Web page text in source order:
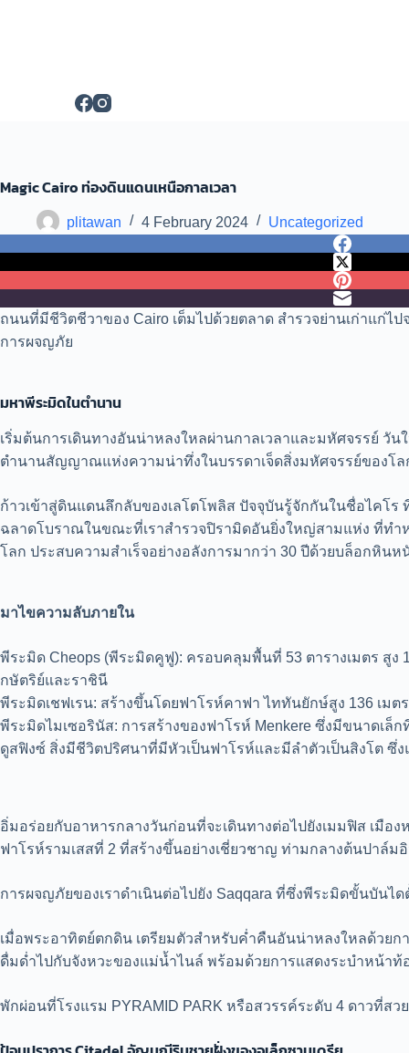
n
Magic Cairo ท่องดินแดนเหนือกาลเวลา
plitawan 4 February 2024 Uncategorized
ถนนที่มีชีวิตชีวาของ Cairo เต็มไปด้วยตลาด สำรวจย่านเก่าแก่
การผจญภัย
มหาพีระมิดในตำนาน
เริ่มต้นการเดินทางอันน่าหลงใหลผ่านกาลเวลาและมหัศจรรย์ วั
ตำนานสัญญาณแห่งความน่าทึ่งในบรรดาเจ็ดสิ่งมหัศจรรย์ของโล
ก้าวเข้าสู่ดินแดนลึกลับของเลโตโพลิส ปัจจุบันรู้จักกันในชื่อไคโร
ฉลาดโบราณในขณะที่เราสำรวจปิรามิดอันยิ่งใหญ่สามแห่ง ที่ทำ
โลก ประสบความสำเร็จอย่างอลังการมากว่า 30 ปีด้วยบล็อกหิน
มาไขความลับภายใน
พีระมิด Cheops (พีระมิดคูฟู): ครอบคลุมพื้นที่ 53 ตารางเมตร สู
กษัตริย์และราชินี
พีระมิดเชฟเรน: สร้างขึ้นโดยฟาโรห์คาฟา ไททันยักษ์สูง 136 เม
พีระมิดไมเซอรินัส: การสร้างของฟาโรห์ Menkere ซึ่งมีขนาดเ
ดูสฟิงซ์ สิ่งมีชีวิตปริศนาที่มีหัวเป็นฟาโรห์และมีลำตัวเป็นสิงโต ซึ่
อิ่มอร่อยกับอาหารกลางวันก่อนที่จะเดินทางต่อไปยังเมมฟิส เมื
ฟาโรห์รามเสสที่ 2 ที่สร้างขึ้นอย่างเชี่ยวชาญ ท่ามกลางต้นปาล์ม
การผจญภัยของเราดำเนินต่อไปยัง Saqqara ที่ซึ่งพีระมิดขั้นบัน
เมื่อพระอาทิตย์ตกดิน เตรียมตัวสำหรับค่ำคืนอันน่าหลงใหลด้วย
ดื่มด่ำไปกับจังหวะของแม่น้ำไนล์ พร้อมด้วยการแสดงระบำหน้า
พักผ่อนที่โรงแรม PYRAMID PARK หรือสวรรค์ระดับ 4 ดาวที่